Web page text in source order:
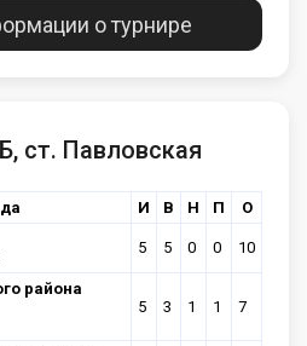
о турнире
ст. Павловская
И В Н П О
5 5 0 0 10
района
5 3 1 1 7